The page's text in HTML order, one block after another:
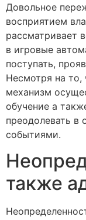
Довольное
восприятием
рассматривает
в игровые
поступать,
Несмотря на то,
механизм
обучение а
преодолевать
событиями.
также